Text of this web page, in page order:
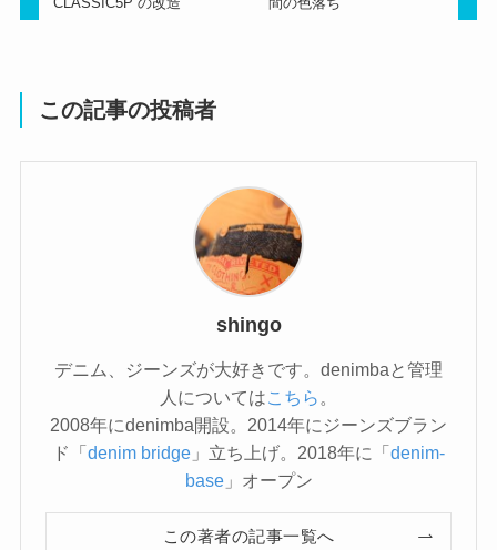
この記事の投稿者
shingo
デニム、ジーンズが大好きです。denimbaと管理
人については こちら
2008年にdenimba開設。2014年にジーンズブラン
ド「denim bridge 」立ち上げ。2018年に「denim-
base」オープン
この著者の記事一覧へ